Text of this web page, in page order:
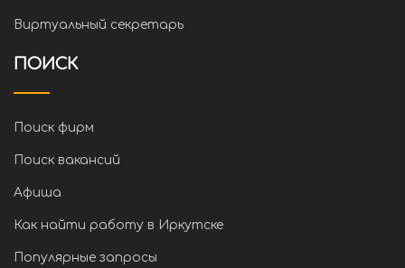
Виртуальный секретарь
ПОИСК
Поиск фирм
Поиск вакансий
Афиша
Как найти работу в Иркутске
Популярные запросы